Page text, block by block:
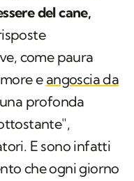
del cane,
come paura
e angoscia da
profonda
E sono infatti
che ogni giorno